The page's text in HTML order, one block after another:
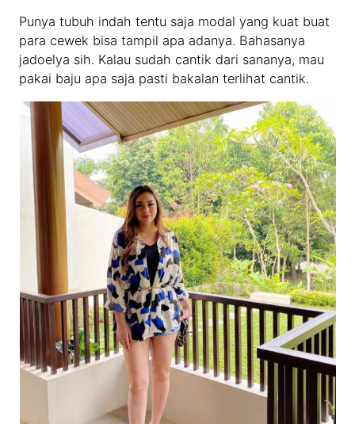
Punya tubuh indah tentu saja modal yang kuat buat
para cewek bisa tampil apa adanya. Bahasanya
jadoelya sih. Kalau sudah cantik dari sananya, mau
pakai baju apa saja pasti bakalan terlihat cantik.